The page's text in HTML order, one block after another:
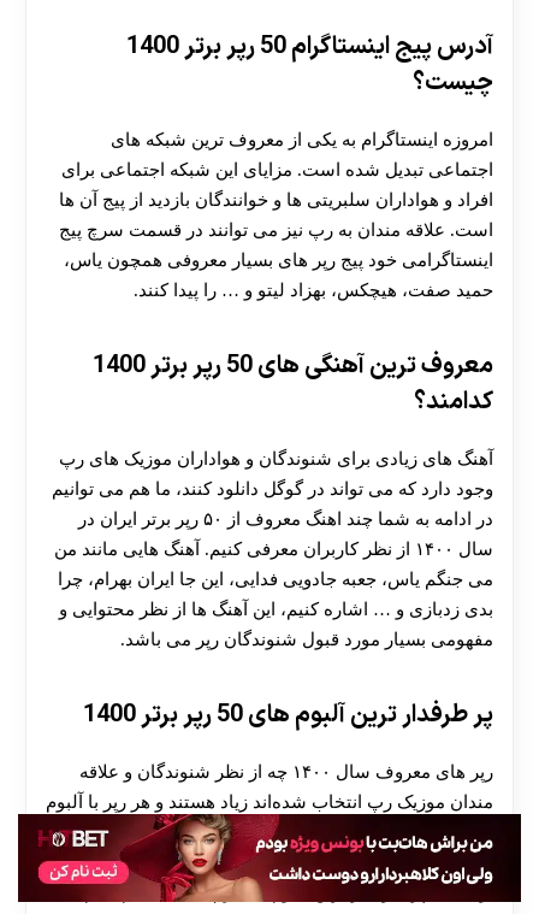
آدرس پیج اینستاگرام 50 رپر برتر 1400
چیست؟
امروزه اینستاگرام به یکی از معروف ترین شبکه‌ های
اجتماعی تبدیل شده است. مزایای این شبکه اجتماعی برای
افراد و هواداران سلبریتی ها و خوانندگان بازدید از پیج آن ها
است. علاقه مندان به رپ نیز می توانند در قسمت سرچ پیج
اینستاگرامی خود پیج رپر های بسیار معروفی همچون یاس،
حمید صفت، هیچکس، بهزاد لیتو و … را پیدا کنند.
معروف ترین آهنگی های 50 رپر برتر 1400
کدامند؟
آهنگ های زیادی برای شنوندگان و هواداران موزیک های رپ
وجود دارد که می تواند در گوگل دانلود کنند، ما هم می توانیم
در ادامه به شما چند اهنگ معروف از ۵۰ رپر برتر ایران در
سال ۱۴۰۰ از نظر کاربران معرفی کنیم. آهنگ هایی مانند من
می جنگم یاس، جعبه جادویی فدایی، این جا ایران بهرام، چرا
بدی زدبازی و … اشاره کنیم، این آهنگ ها از نظر محتوایی و
مفهومی بسیار مورد قبول شنوندگان رپر می باشد.
پر طرفدار ترین آلبوم های 50 رپر برتر 1400
رپر های معروف سال ۱۴۰۰ چه از نظر شنوندگان و علاقه
مندان موزیک رپ انتخاب شده‌اند زیاد هستند و هر رپر با آلبوم
حرفه‌ ای خود کار را سخت‌ تر کرده است و تمام آلبوم های
رپ های ایرانی پرطرفدار هستند نمی توانیم آمار قطعی در
ارتباط با پر طرفدار ترین آلبوم های رپ ۱۴۰۰ اعلام کنیم.